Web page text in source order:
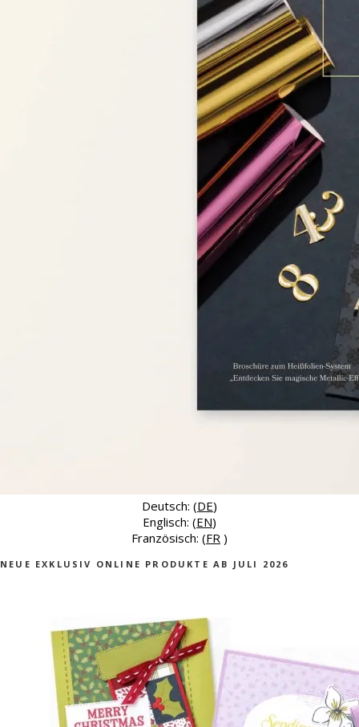
Deutsch: (DE)
Englisch: (EN)
Französisch: (FR )
NEUE EXKLUSIV ONLINE PRODUKTE AB JULI 2026